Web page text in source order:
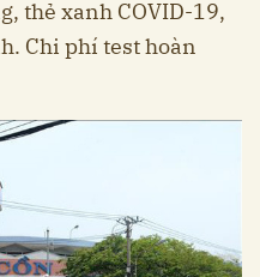
thẻ xanh COVID-19,
Chi phí test hoàn